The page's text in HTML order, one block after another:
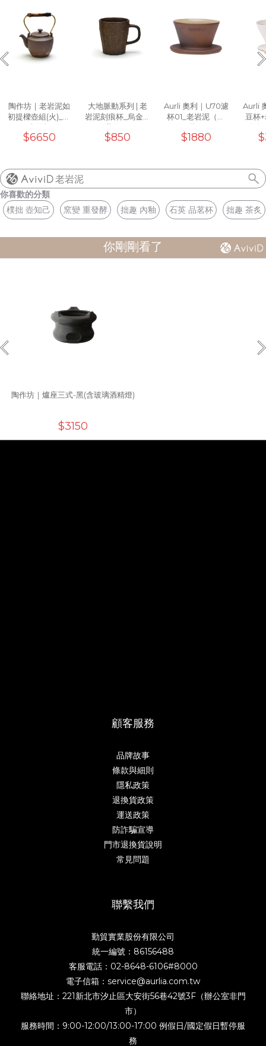
陶作坊｜老岩泥如
初提樑壺組(火)_一
壺兩杯
$6650
大地脈動系列 | 老
岩泥刻痕杯_烏金黑
(工藝款)10oz
$850
Aurli 奧利｜U70濾
杯01_老岩泥（上
釉）
$1880
Aurli
豆杯
+白
濾杯
老岩泥
你喜歡的分類
樸拙 壺知己
窯變 重發酵 拙趣 內釉 石英 品茗杯 拙趣 茶炙
你剛剛看了
陶作坊｜爐座三式-黑(含玻璃酒精燈)
$3150
顧客服務
品牌故事
條款與細則
隱私政策
退換貨政策
運送政策
防詐騙宣導
門市退換貨說明
常見問題
聯繫我們
勤貿實業股份有限公司
統一編號：86156488
客服電話：02-8648-6106#8000
電子信箱：service@aurlia.com.tw
聯絡地址：221新北市汐止區大安街56巷42號3F（辦公室非門
市）
服務時間：9:00-12:00/13:00-17:00 例假日/國定假日暫停服
務